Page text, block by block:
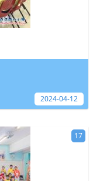
2024-04-12
17